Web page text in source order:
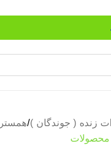
زنده ( جوندگان )/همستر
محصولات